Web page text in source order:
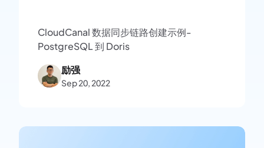
CloudCanal 数据同步链路创建示例-
PostgreSQL 到 Doris
励强
Sep 20, 2022